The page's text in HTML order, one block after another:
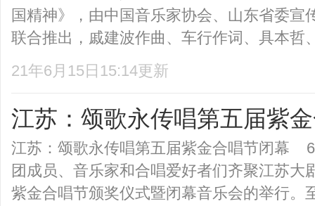
国精神》，由中国音乐家协会、山东省委宣
联合推出，戚建波作曲、车行作词、具本哲
21年6月15日15:14更新
江苏：颂歌永传唱第五届紫
江苏：颂歌永传唱第五届紫金合唱节闭幕
团成员、音乐家和合唱爱好者们齐聚江苏大
紫金合唱节颁奖仪式暨闭幕音乐会的举行。